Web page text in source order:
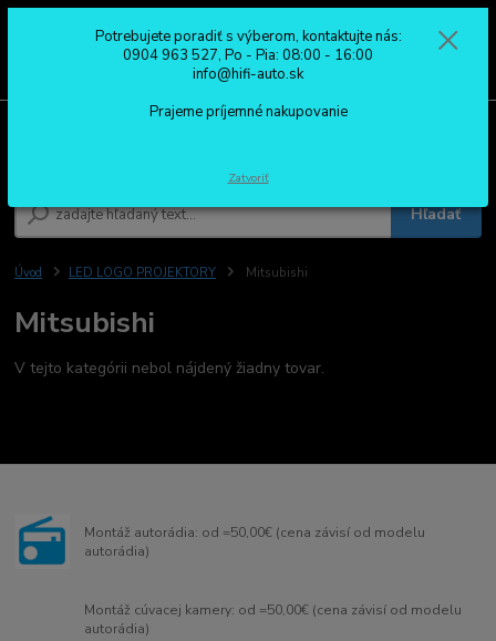
Hľadať
0904 963 527
Po - Pia: 08:00 - 16:00
Úvod LED LOGO PROJEKTORY Mitsubishi
Mitsubishi
V tejto kategórii nebol nájdený žiadny tovar.
Montáž autorádia: od =50,00€ (cena závisí od modelu
autorádia)
Montáž cúvacej kamery: od =50,00€ (cena závisí od modelu
autorádia)
Potrebujete poradiť s výberom, kontaktujte nás:
0904 963 527, Po - Pia: 08:00 - 16:00
info@hifi-auto.sk
Prajeme príjemné nakupovanie
Zatvoriť